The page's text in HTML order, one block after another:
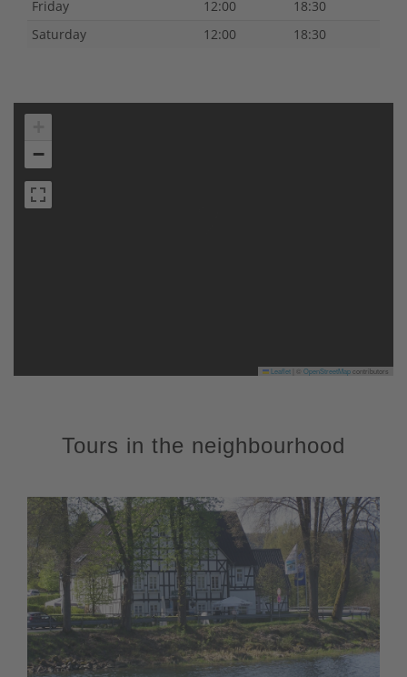
Friday 12:00
18:30
Saturday
12:00 18:30
−
Leaflet OpenStreetMapcontributors
Tours in the neighbourhood